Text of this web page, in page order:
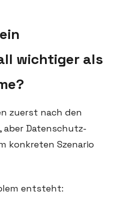
wichtiger als
zuerst nach den
aber Datenschutz-
konkreten Szenario
entsteht: